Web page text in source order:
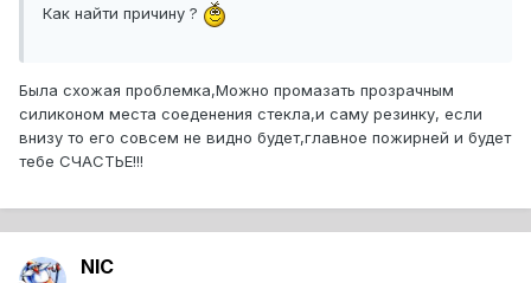
Как найти причину ?
Была схожая проблемка,Можно промазать прозрачным
силиконом места соеденения стекла,и саму резинку, если
внизу то его совсем не видно будет,главное пожирней и будет
тебе СЧАСТЬЕ!!!
NIC